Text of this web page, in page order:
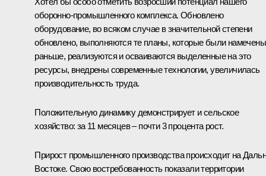
оборонно-промышленного комплекса. Обновлено
оборудование, во всяком случае в значительной степени
обновлено, выполняются те планы, которые были намечены
раньше, реализуются и осваиваются выделенные на это
ресурсы, внедрены современные технологии, увеличилась
производительность труда.
Положительную динамику демонстрирует и сельское
хозяйство: за 11 месяцев – почти 3 процента рост.
Прирост промышленного производства происходит на
Востоке. Свою востребованность показали территории